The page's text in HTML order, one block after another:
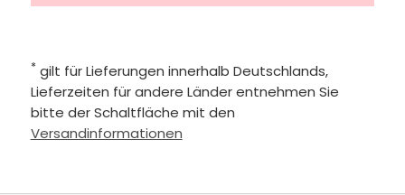
* gilt für Lieferungen innerhalb Deutschlands,
Lieferzeiten für andere Länder entnehmen Sie
bitte der Schaltfläche mit den
Versandinformationen